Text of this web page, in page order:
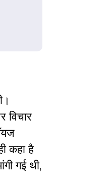
विचार
कहा है
गई थी,